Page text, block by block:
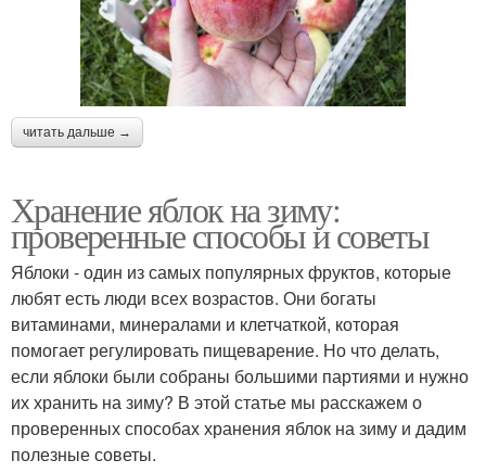
читать дальше →
Хранение яблок на зиму:
проверенные способы и советы
Яблоки - один из самых популярных фруктов, которые
любят есть люди всех возрастов. Они богаты
витаминами, минералами и клетчаткой, которая
помогает регулировать пищеварение. Но что делать,
если яблоки были собраны большими партиями и нужно
их хранить на зиму? В этой статье мы расскажем о
проверенных способах хранения яблок на зиму и дадим
полезные советы.